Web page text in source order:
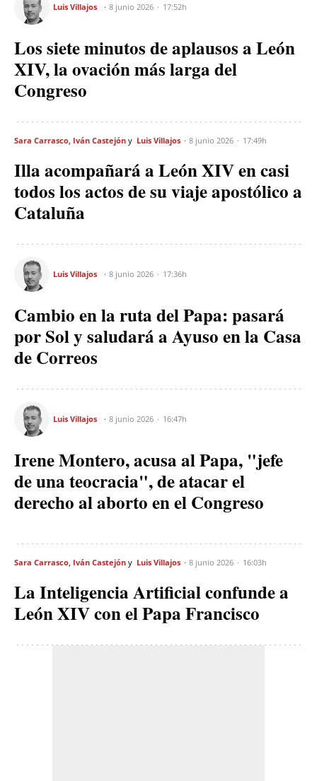
Luis Villajos 8 junio 2026 17:52h
Los siete minutos de aplausos a León
XIV, la ovación más larga del
Congreso
Sara Carrasco Iván Castejón Luis Villajos 8 junio 2026 17:49h
Illa acompañará a León XIV en casi
todos los actos de su viaje apostólico a
Cataluña
Luis Villajos 8 junio 2026 17:36h
Cambio en la ruta del Papa: pasará
por Sol y saludará a Ayuso en la Casa
de Correos
Luis Villajos 8 junio 2026 16:47h
Irene Montero, acusa al Papa, "jefe
de una teocracia", de atacar el
derecho al aborto en el Congreso
Sara Carrasco Iván Castejón Luis Villajos 8 junio 2026 16:03h
La Inteligencia Artificial confunde a
León XIV con el Papa Francisco